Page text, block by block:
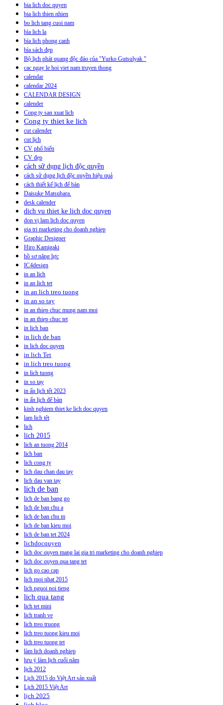
bia lich doc quyen
bia lich thien nhien
bo lich tang cuoi nam
bìa lich la
bìa lich phong canh
bìa sách đẹp
Bộ lịch phát quang độc đáo của "Yurko Gutsulyak "
cac ngay le hoi viet nam truyen thong
calendar
calendar 2024
CALENDAR DESIGN
calender
Cong ty san xuat lich
Cong ty thiet ke lich
cut calender
cut lịch
CV phổ biến
CV đẹp
cách sử dụng lịch độc quyền
cách sử dụng lịch độc quyền hiệu quả
cách thiết kế lịch để bàn
Daisuke Matsubara.
desk calender
dich vu thiet ke lich doc quyen
don vị lam lich doc quyen
gia tri marketing cho doanh nghiep
Graphic Designer
Hiro Kamigaki
hồ sơ năng lực
IC4design
in an lich
in an lich tet
in an lich treo tuong
in an so tay
in an thiep chuc mung nam moi
in an thiep chuc tet
in lich ban
in lich de ban
in lich doc quyen
in lich Tet
in lich treo tuong
in lich tuong
in so tay
in ấn lịch tết 2023
in ấn lịch để bàn
kinh nghiem thiet ke lich doc quyen
lam lich têt
lich
lich 2015
lich an tuong 2014
lich ban
lich cong ty
lich dau chan dau tay
lich dau van tay
lich de ban
lich de ban bang go
lich de ban chu a
lich de ban chu m
lich de ban kieu moi
lich de ban tet 2024
lichdocquyen
lich doc quyen mang lai gia tri marketing cho doanh nghiep
lich doc quyen qua tang tet
lich go cao cap
lich moi nhat 2015
lich nguoi noi tieng
lich qua tang
lich tet mini
lich tranh ve
lich treo truong
lich treo tuong kieu moi
lich treo tuong tet
làm lich doanh nghiep
lưu ý làm lịch cuối năm
lịch 2012
Lịch 2015 do Việt Art sản xuất
Lịch 2015 Việt Art
lịch 2025